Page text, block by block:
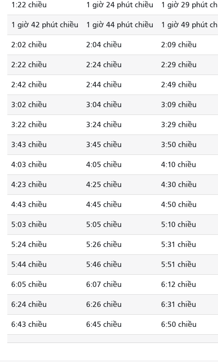
1:22 chiều 1 giờ 24 phút chiều 1 giờ 29 phút
1 giờ 42 phút chiều 1 giờ 44 phút chiều 1 giờ 49 phút
2:02 chiều 2:04 chiều 2:09 chiều
2:22 chiều 2:24 chiều 2:29 chiều
2:42 chiều 2:44 chiều 2:49 chiều
3:02 chiều 3:04 chiều 3:09 chiều
3:22 chiều 3:24 chiều 3:29 chiều
3:43 chiều 3:45 chiều 3:50 chiều
4:03 chiều 4:05 chiều 4:10 chiều
4:23 chiều 4:25 chiều 4:30 chiều
4:43 chiều 4:45 chiều 4:50 chiều
5:03 chiều 5:05 chiều 5:10 chiều
5:24 chiều 5:26 chiều 5:31 chiều
5:44 chiều 5:46 chiều 5:51 chiều
6:05 chiều 6:07 chiều 6:12 chiều
6:24 chiều 6:26 chiều 6:31 chiều
6:43 chiều 6:45 chiều 6:50 chiều